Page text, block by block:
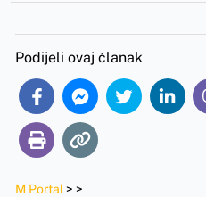
Podijeli ovaj članak
M Portal > >